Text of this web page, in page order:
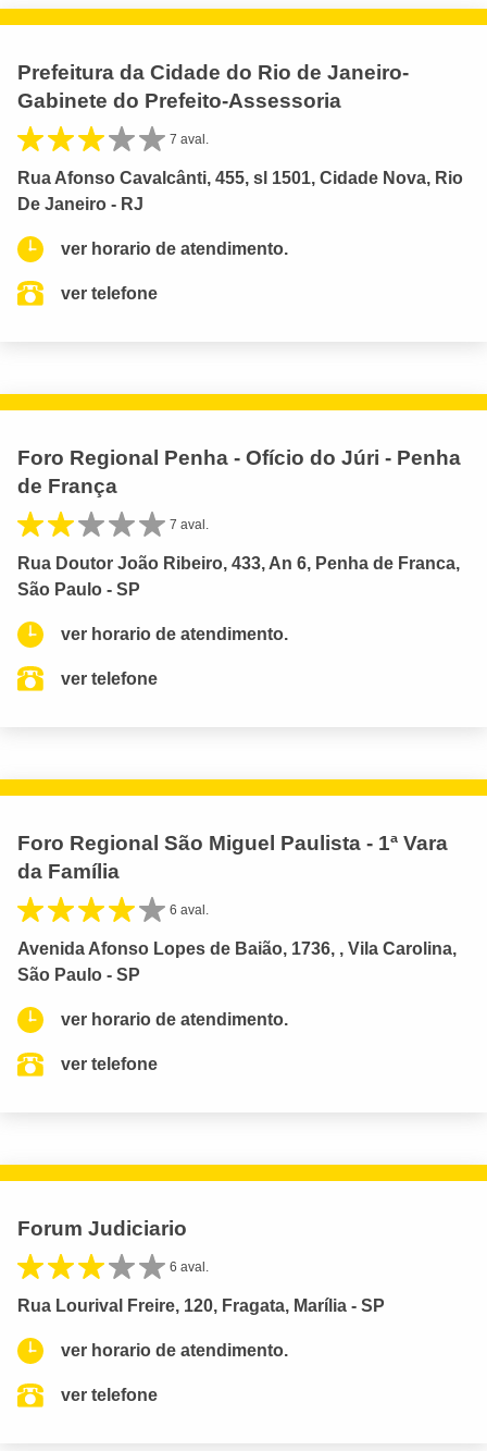
Prefeitura da Cidade do Rio de Janeiro-
Gabinete do Prefeito-Assessoria
7 aval.
Rua Afonso Cavalcânti, 455, sl 1501, Cidade Nova, Rio
De Janeiro - RJ
ver horario de atendimento.
ver telefone
Foro Regional Penha - Ofício do Júri - Penha
de França
7 aval.
Rua Doutor João Ribeiro, 433, An 6, Penha de Franca,
São Paulo - SP
ver horario de atendimento.
ver telefone
Foro Regional São Miguel Paulista - 1ª Vara
da Família
6 aval.
Avenida Afonso Lopes de Baião, 1736, , Vila Carolina,
São Paulo - SP
ver horario de atendimento.
ver telefone
Forum Judiciario
6 aval.
Rua Lourival Freire, 120, Fragata, Marília - SP
ver horario de atendimento.
ver telefone